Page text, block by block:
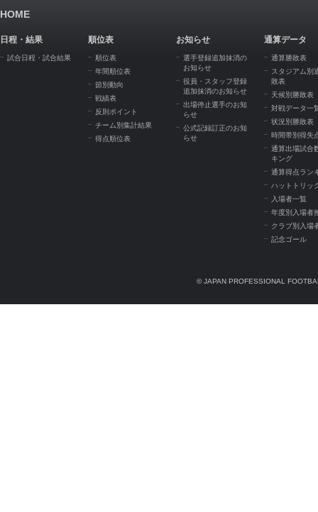
HOME
日程・結果
試合日程・試合結果
順位表
順位表
年間順位表
節別動向
戦績表
反則ポイント
チーム別集計結果
得点順位表
お知らせ
選手登録追加抹消の
お知らせ
役員・スタッフ登録
追加抹消のお知らせ
出場停止選手のお知
らせ
公式記録訂正のお知
らせ
通算データ
通算勝敗表
スタジアム別
敗表
天候別勝敗表
対戦データ一
状況別勝敗表
時間帯別得失
通算出場試合
キング
通算得点ラン
ハットトリッ
入場者一覧
年度別入場者
クラブ別入場
記念ゴール
© JAPAN PROFESSIONAL